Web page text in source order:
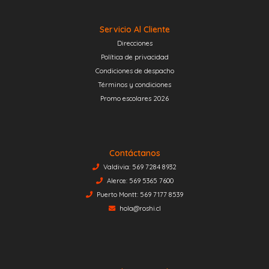
Servicio Al Cliente
Direcciones
Política de privacidad
Condiciones de despacho
Términos y condiciones
Promo escolares 2026
Contáctanos
Valdivia: 569 7284 8932
Alerce: 569 5365 7600
Puerto Montt: 569 7177 8539
hola@roshi.cl